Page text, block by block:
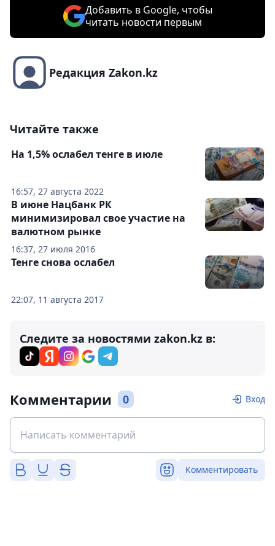
Добавить в Google, чтобы
читать новости первым
Редакция Zakon.kz
Читайте также
16:57, 27 августа 2022
На 1,5% ослабел тенге в июле
16:37, 27 июля 2016
В июне Нацбанк РК
минимизировал свое участие на
валютном рынке
22:07, 11 августа 2017
Тенге снова ослабел
Следите за новостями zakon.kz в:
Комментарии 0 Вход
Комментировать